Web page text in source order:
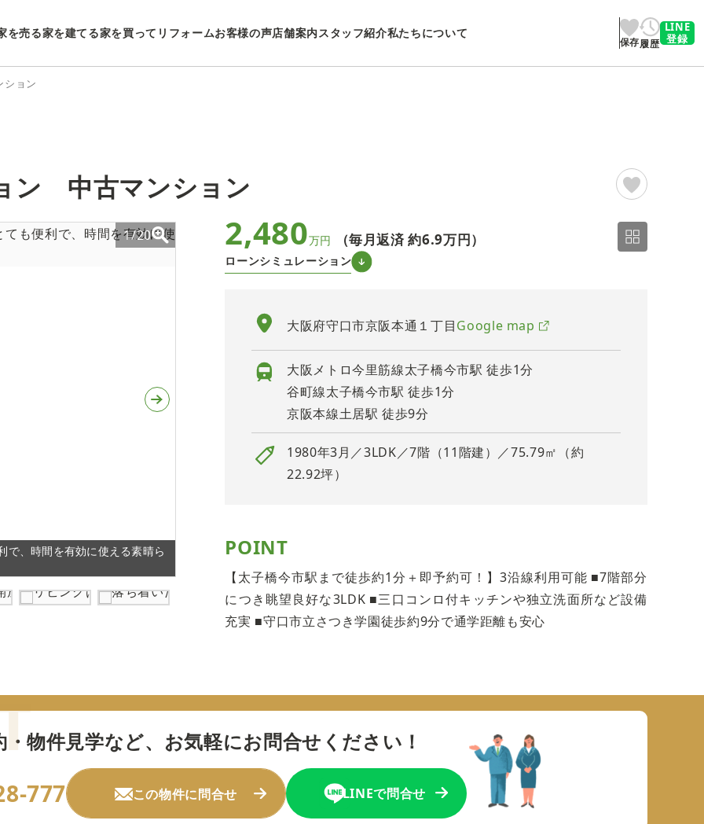
を売る家を建てる家を買ってリフォームお客様の声店舗案内スタッフ紹介私たちについて
保存履歴
LINE
登録
ョン
ン 中古マンション
1/20
で、時間を有効に使える素晴ら
2/20
2,480万円 （毎月返済 約6.9万円）
ローンシミュレーション
大阪府守口市京阪本通１丁目Google map
大阪メトロ今里筋線太子橋今市駅 徒歩1分
谷町線太子橋今市駅 徒歩1分
京阪本線土居駅 徒歩9分
1980年3月／3LDK／7階（11階建）／75.79㎡（約
22.92坪）
POINT
【太子橋今市駅まで徒歩約1分＋即予約可！】3沿線利用可能 ■7階部分
につき眺望良好な3LDK ■三口コンロ付キッチンや独立洗面所など設備
充実 ■守口市立さつき学園徒歩約9分で通学距離も安心
物件見学など、 お気軽にお問合せください！
777 この物件に問合せ LINEで問合せ